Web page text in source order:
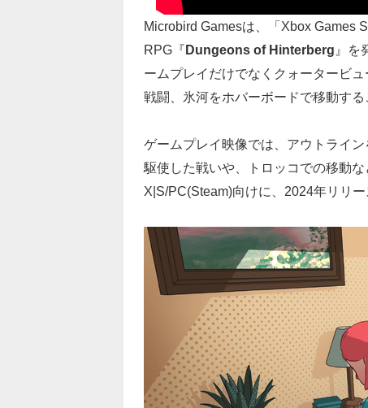
Microbird Gamesは、「Xbox Games
RPG『Dungeons of Hinterberg 』を
ームプレイだけでなくクォータービ
戦闘、氷河をホバーボードで移動す
ゲームプレイ映像では、アウトライ
駆使した戦いや、トロッコでの移動
X|S/PC(Steam)向けに、2024年リリ